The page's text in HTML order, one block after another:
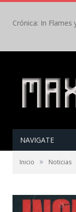
NAVIGATE
Inicio » Noticias